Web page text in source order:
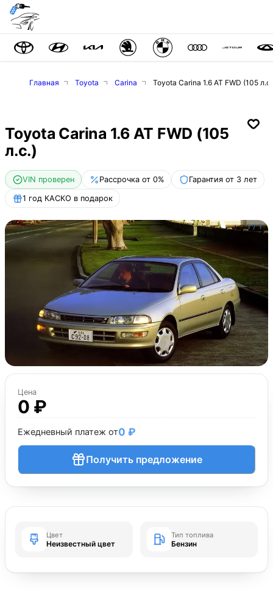
Главная Toyota Carina Toyota Carina 1.6 AT FWD (105
Toyota Carina 1.6 AT FWD (105
л.с.)
VIN проверен Рассрочка от 0% Гарантия от 3 лет
1 год КАСКО в подарок
1 /1
Цена
0 ₽
Ежедневный платеж от0 ₽
Получить предложение
Цвет
Неизвестный цвет
Тип топлива
Бензин